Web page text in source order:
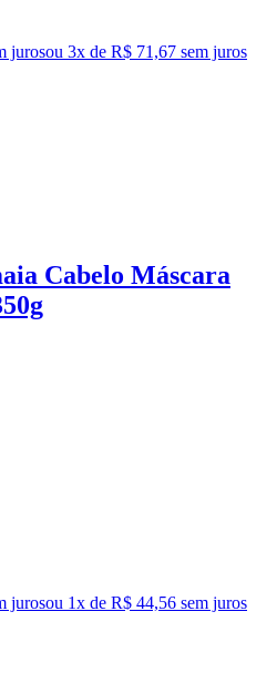
jurosou 3x de R$ 71,67 sem juros
Cabelo Máscara
jurosou 1x de R$ 44,56 sem juros